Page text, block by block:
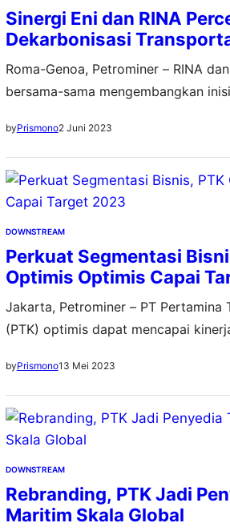
penunjang lainnya. “Upaya ini
Sinergi Eni dan RINA
Dekarbonisasi
Roma-Genoa, Petrominer – RINA
bersama-sama mengembangkan
kegiatan operasi masing-masing,
atau angkutan laut. Dalam sinergi
memanfaatkan keahlian masing-
tersebut dituangkan dalam sebuah
ditandatangani oleh Chairman & CEO
dan Chief…
byPrismono2 Juni 2023
DOWNSTREAM
Perkuat Segmentasi
Optimis Optimis Capai
Jakarta, Petrominer – PT Pertamina
(PTK) optimis dapat mencapai
Optimisme tersebut diperkuat
kesiapan kapal, service excellence,
Health, Safety, Security, and
dijalankan di setiap lini secara
untuk meningkatkan kinerja dan
byPrismono13 Mei 2023
DOWNSTREAM
Rebranding, PTK Jadi
Maritim Skala Global